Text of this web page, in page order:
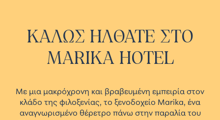
ΚΑΛΩΣ ΗΛΘΑΤΕ ΣΤΟ
MARIKA HOTEL
Με μια μακρόχρονη και βραβευμένη εμπειρία στον
κλάδο της φιλοξενίας, το ξενοδοχείο Marika, ένα
αναγνωρισμένο θέρετρο πάνω στην παραλία του